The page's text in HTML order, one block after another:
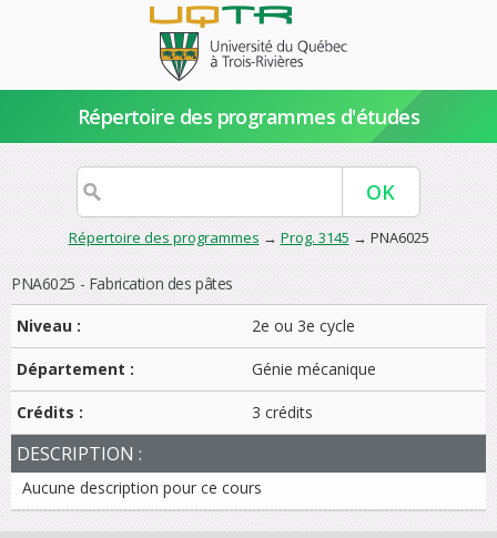
Répertoire des programmes d'études
Répertoire des programmes → Prog. 3145 → PNA6025
PNA6025 - Fabrication des pâtes
Niveau :
2e ou 3e cycle
Département : Génie mécanique
Crédits : 3 crédits
DESCRIPTION :
Aucune description pour ce cours